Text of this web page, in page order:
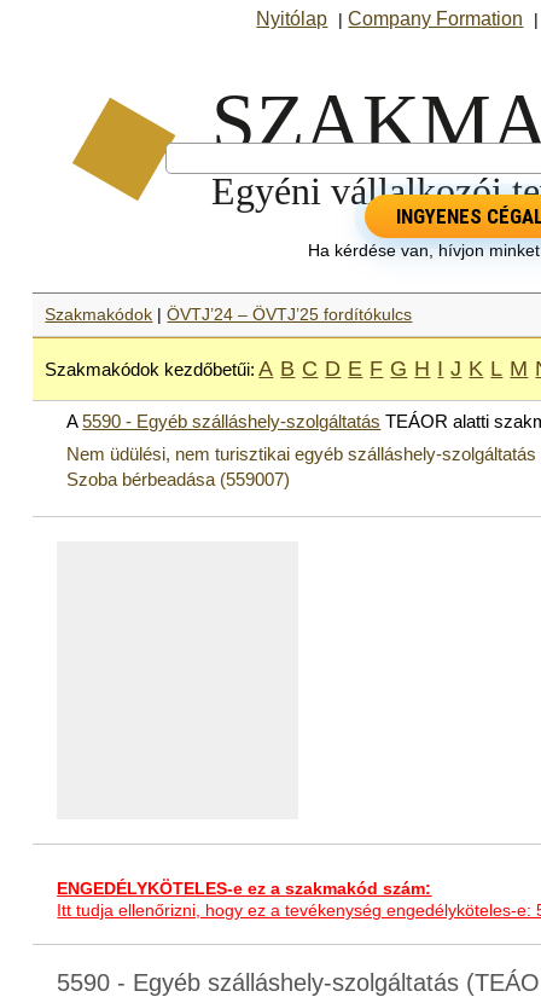
Nyitólap |Company Formation
INGYENES
Ha kérdése van, hívjon
Szakmakódok |ÖVTJ’24 – ÖVTJ’25 fordítókulcs
Szakmakódok kezdőbetűi: A B C D E F G H I J K L M
A5590 - Egyéb szálláshely-szolgáltatás TEÁOR alatti
Nem üdülési, nem turisztikai egyéb szálláshely-szolgáltatás
Szoba bérbeadása (559007)
ENGEDÉLYKÖTELES-e ez a szakmakód szám:
Itt tudja ellenőrizni, hogy ez a tevékenység engedélyköteles-e:
5590 - Egyéb szálláshely-szolgáltatás